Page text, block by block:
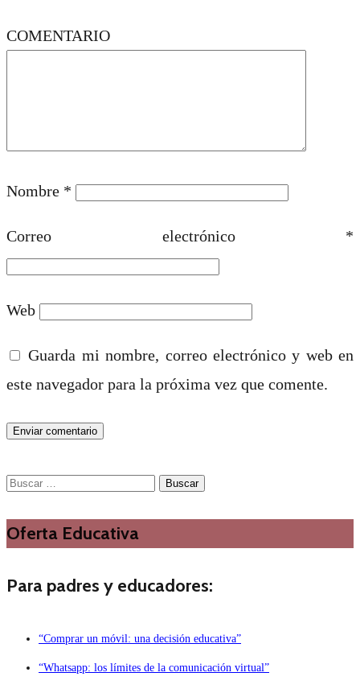
COMENTARIO
Nombre *
Correo electrónico *
Web
Guarda mi nombre, correo electrónico y web en
este navegador para la próxima vez que comente.
Buscar:
Oferta Educativa
Para padres y educadores:
“Comprar un móvil: una decisión educativa”
“Whatsapp: los límites de la comunicación virtual”